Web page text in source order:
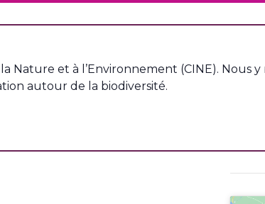
Nature et à l’Environnement (CINE). Nous
autour de la biodiversité.